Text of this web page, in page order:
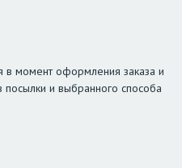
в момент оформления заказа и
посылки и выбранного способа